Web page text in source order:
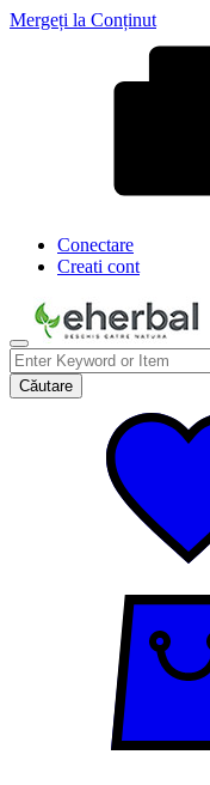
Mergeți la Conținut
Conectare
Creati cont
Căutare